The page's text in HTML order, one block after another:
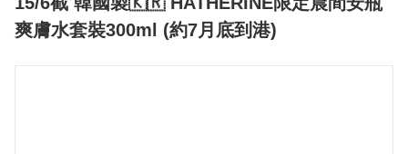
爽膚水套裝300ml (約7月底到港)